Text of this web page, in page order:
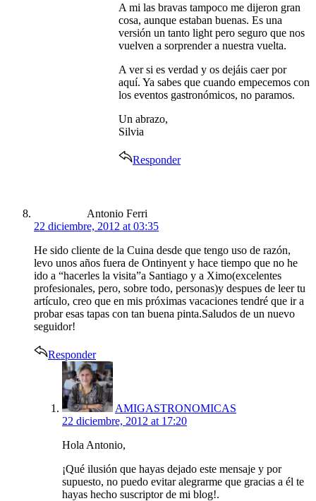
A mi las bravas tampoco me dijeron gran
cosa, aunque estaban buenas. Es una
versión un tanto light pero seguro que nos
vuelven a sorprender a nuestra vuelta.
A ver si es verdad y os dejáis caer por
aquí. Ya sabes que cuando empecemos con
los eventos gastronómicos, no paramos.
Un abrazo,
Silvia
Responder
Antonio Ferri
22 diciembre, 2012 at 03:35
He sido cliente de la Cuina desde que tengo uso de razón,
levo unos años fuera de Ontinyent y hace tiempo que no he
ido a “hacerles la visita”a Santiago y a Ximo(excelentes
profesionales, pero, sobre todo, personas)y despues de leer tu
artículo, creo que en mis próximas vacaciones tendré que ir a
probar esas tapas con tan buena pinta.Saludos de un nuevo
seguidor!
Responder
says:
AMIGASTRONOMICAS
22 diciembre, 2012 at 17:20
Hola Antonio,
¡Qué ilusión que hayas dejado este mensaje y por
supuesto, no puedo evitar alegrarme que gracias a él te
hayas hecho suscriptor de mi blog!.